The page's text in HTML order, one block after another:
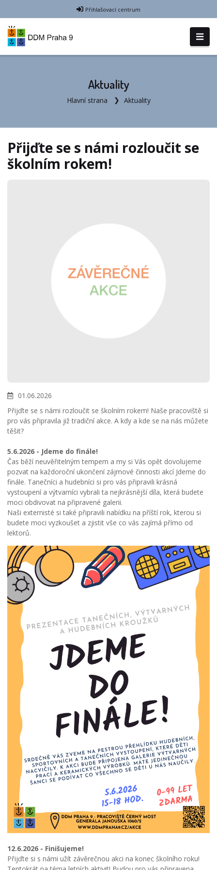
Přihlašovací centrum
Aktuality
Hlavní strana Aktuality
Přijďte se s námi rozloučit se
školním rokem!
01.06.2026
Přijďte se s námi rozloučit se školním rokem! Naše pracoviště si
pro vás připravila již tradiční akce. A kdy a kde se na nás můžete
těšit?
5.6.2026 - Jdeme do finále!
Čas běží neuvěřitelným tempem a my si Vás opět dovolujeme
pozvat na každoroční ukončení zájmové činnosti akcí Jdeme do
finále. Tanečníci a hudebníci si pro vás připravili krásná
vystoupení a výtvarníci vybrali ta nejkrásnější díla, která budete
moci obdivovat na připravené galerii.
Naši externisté si také připravili nabídku na příští rok, kterou si
budete moci vyzkoušet a zjistit vše co vás zajímá přímo od
lektorů.
12.6.2026 - Finišujeme!
Přijďte si s námi užít závěrečnou akci na konec školního roku!